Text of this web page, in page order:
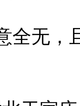
全无，